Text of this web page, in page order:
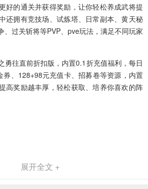
好的通关并获得奖励，让你轻松养成武将提
还拥有竞技场、试炼塔、日常副本、黄天秘
、过关斩将等PVP、pve玩法，满足不同玩家
勇往直前折扣版，内置0.1折充值福利，每日
券、128+98元充值卡、招募卷等资源，内置
高奖励越丰厚，轻松获取、培养你喜欢的阵
展开全文 +